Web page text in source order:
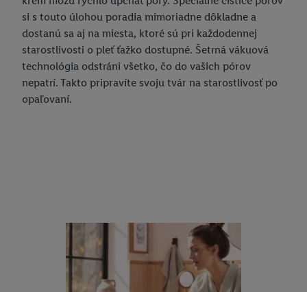
si s touto úlohou poradia mimoriadne dôkladne a
dostanú sa aj na miesta, ktoré sú pri každodennej
starostlivosti o pleť ťažko dostupné. Šetrná vákuová
technológia odstráni všetko, čo do vašich pórov
nepatrí. Takto pripravíte svoju tvár na starostlivosť po
opaľovaní.